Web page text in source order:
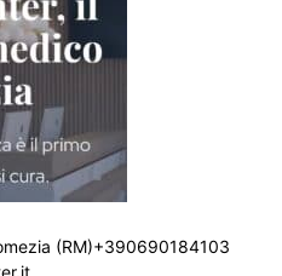
(RM)+390690184103